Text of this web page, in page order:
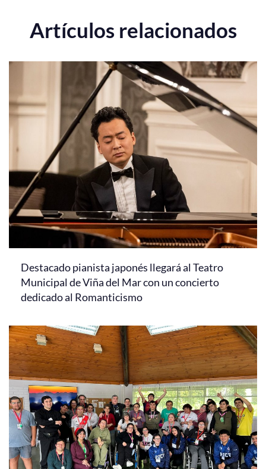
Artículos relacionados
Destacado pianista japonés llegará al Teatro
Municipal de Viña del Mar con un concierto
dedicado al Romanticismo